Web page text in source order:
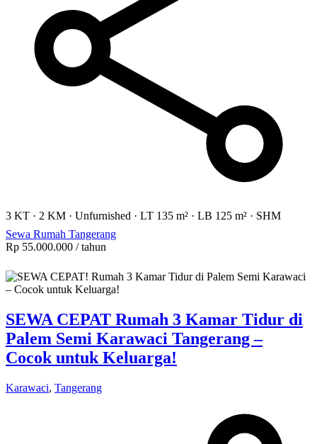
3 KT · 2 KM · Unfurnished · LT 135 m² · LB 125 m² · SHM
Sewa Rumah Tangerang
Rp 55.000.000 / tahun
SEWA CEPAT Rumah 3 Kamar Tidur di
Palem Semi Karawaci Tangerang –
Cocok untuk Keluarga!
Karawaci, Tangerang